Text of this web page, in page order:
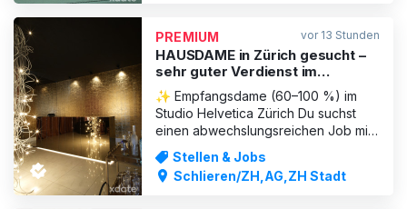
Dich ein sehr gu
PREMIUM vor 13 Stunden
HAUSDAME in Zürich gesucht –
sehr guter Verdienst im
Premium-Studio in Zürich💸
✨ Empfangsdame (60–100 %) im
Studio Helvetica Zürich Du suchst
einen abwechslungsreichen Job mit
Stil, Verantwortung und sehr guter
Bezahlung? Dann werde Teil unseres
Teams im Studio Helvetica in Zürich –
Stellen & Jobs
Schlieren/ZH,AG,ZH Stadt